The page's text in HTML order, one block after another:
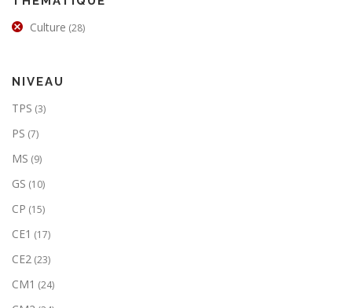
Culture (28)
NIVEAU
TPS (3)
PS (7)
MS (9)
GS (10)
CP (15)
CE1 (17)
CE2 (23)
CM1 (24)